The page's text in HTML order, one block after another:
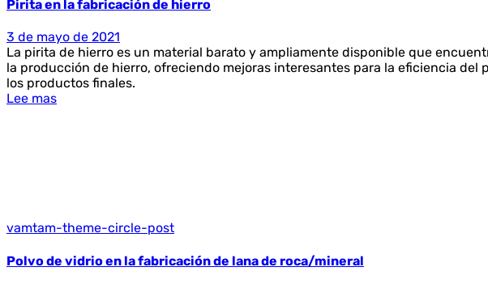
Pirita en la fabricación de hierro
3 de mayo de 2021
La pirita de hierro es un material barato y ampliamente disponible que
la producción de hierro, ofreciendo mejoras interesantes para la eficiencia del
los productos finales.
Lee mas
vamtam-theme-circle-post
Polvo de vidrio en la fabricación de lana de roca/mineral